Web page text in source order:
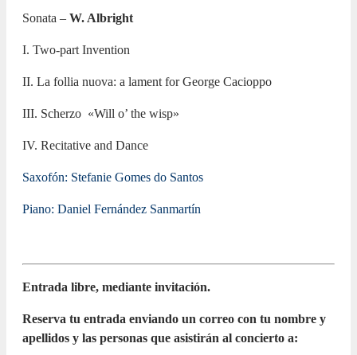
Sonata – W. Albright
I. Two-part Invention
II. La follia nuova: a lament for George Cacioppo
III. Scherzo «Will o’ the wisp»
IV. Recitative and Dance
Saxofón: Stefanie Gomes do Santos
Piano: Daniel Fernández Sanmartín
Entrada libre, mediante invitación.
Reserva tu entrada enviando un correo con tu nombre y
apellidos y las personas que asistirán al concierto a: